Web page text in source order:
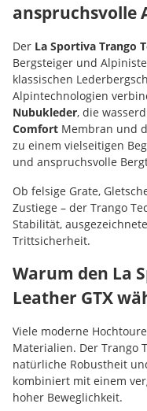
anspruchsvolle
Der La Sportiva Trango
Bergsteiger und
klassischen
Alpintechnologien
Nubukleder, die
Comfort Membran und
zu einem vielseitigen
und anspruchsvolle
Ob felsige Grate,
Zustiege – der Trango
Stabilität,
Trittsicherheit.
Warum den La
Leather GTX
Viele moderne
Materialien. Der Trango
natürliche Robustheit
kombiniert mit einem
hoher Beweglichkeit.